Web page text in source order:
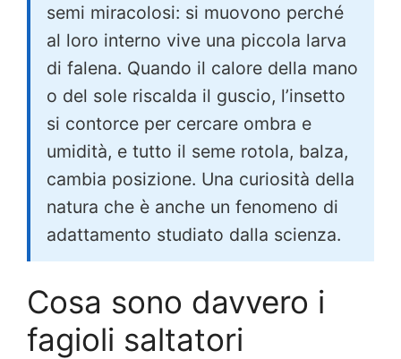
semi miracolosi: si muovono perché
al loro interno vive una piccola larva
di falena. Quando il calore della mano
o del sole riscalda il guscio, l’insetto
si contorce per cercare ombra e
umidità, e tutto il seme rotola, balza,
cambia posizione. Una curiosità della
natura che è anche un fenomeno di
adattamento studiato dalla scienza.
Cosa sono davvero i
fagioli saltatori